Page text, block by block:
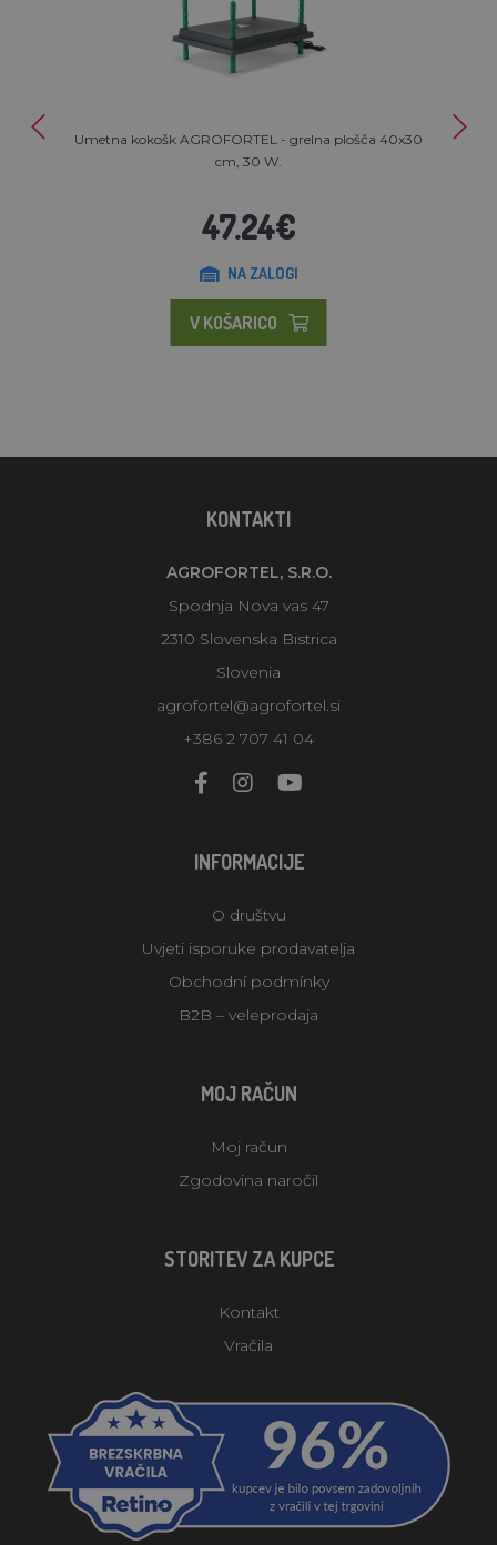
Umetna kokošk AGROFORTEL - grelna plošča 40x30
cm, 30 W.
47.24€
NA ZALOGI
V KOŠARICO
KONTAKTI
AGROFORTEL, S.R.O.
Spodnja Nova vas 47
2310 Slovenska Bistrica
Slovenia
agrofortel@agrofortel.si
+386 2 707 41 04
INFORMACIJE
O društvu
Uvjeti isporuke prodavatelja
Obchodní podmínky
B2B – veleprodaja
MOJ RAČUN
Moj račun
Zgodovina naročil
STORITEV ZA KUPCE
Kontakt
Vračila